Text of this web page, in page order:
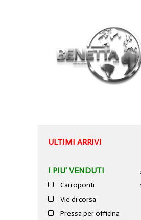
ULTIMI ARRIVI
I PIU' VENDUTI
Carroponti
Vie di corsa
Pressa per officina